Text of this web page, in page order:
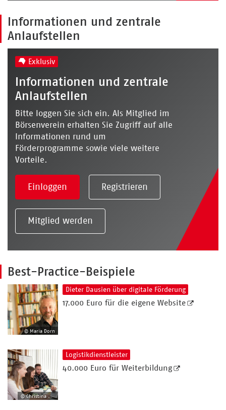
Informationen und zentrale
Anlaufstellen
Exklusiv
Informationen und zentrale
Anlaufstellen
Bitte loggen Sie sich ein. Als Mitglied im
Börsenverein erhalten Sie Zugriff auf alle
Informationen rund um
Förderprogramme sowie viele weitere
Vorteile.
Einloggen Registrieren
Mitglied werden
Best-Practice-Beispiele
© Maria Dorn
Dieter Dausien über digitale Förderung
17.000 Euro für die eigene Website
© Christina Weiss
Logistikdienstleister
40.000 Euro für Weiterbildung